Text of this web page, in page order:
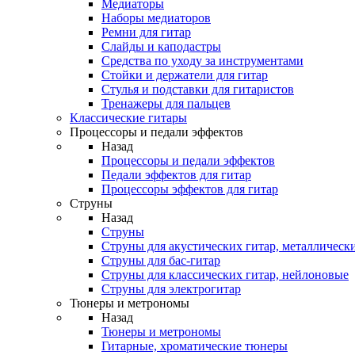
Медиаторы
Наборы медиаторов
Ремни для гитар
Слайды и каподастры
Средства по уходу за инструментами
Стойки и держатели для гитар
Стулья и подставки для гитаристов
Тренажеры для пальцев
Классические гитары
Процессоры и педали эффектов
Назад
Процессоры и педали эффектов
Педали эффектов для гитар
Процессоры эффектов для гитар
Струны
Назад
Струны
Струны для акустических гитар,
Струны для бас-гитар
Струны для классических гитар, нейлоновые
Струны для электрогитар
Тюнеры и метрономы
Назад
Тюнеры и метрономы
Гитарные, хроматические тюнеры